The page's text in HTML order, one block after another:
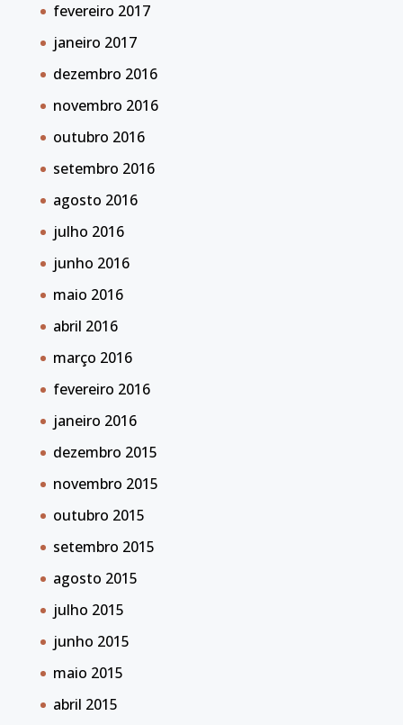
fevereiro 2017
janeiro 2017
dezembro 2016
novembro 2016
outubro 2016
setembro 2016
agosto 2016
julho 2016
junho 2016
maio 2016
abril 2016
março 2016
fevereiro 2016
janeiro 2016
dezembro 2015
novembro 2015
outubro 2015
setembro 2015
agosto 2015
julho 2015
junho 2015
maio 2015
abril 2015